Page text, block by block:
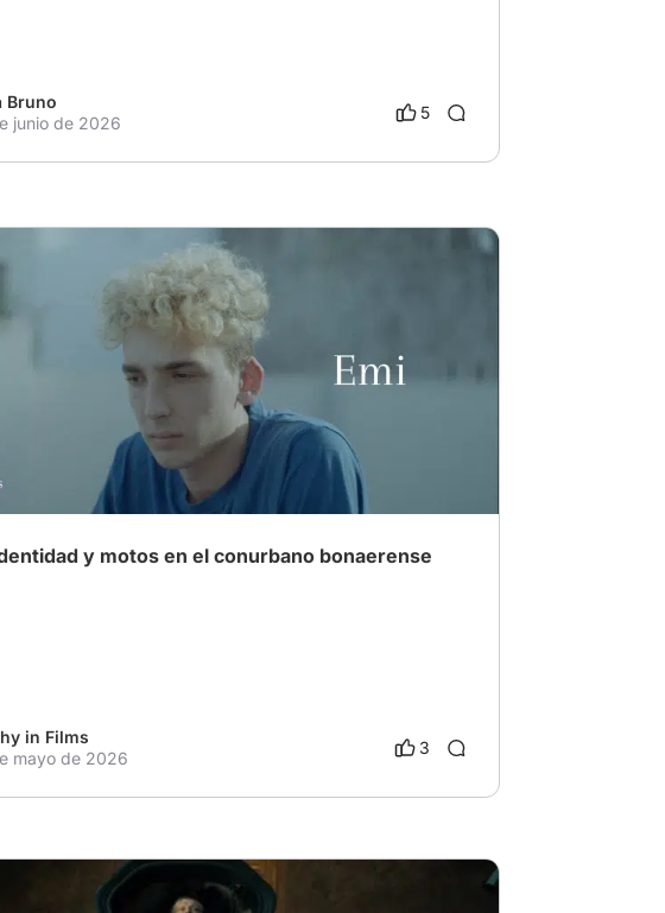
Bruno
junio de 2026
5
# Drama familiar
y motos en el conurbano bonaerense
in Films
mayo de 2026
3